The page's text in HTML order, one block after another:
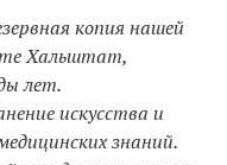
копия нашей
Хальштат,
лет.
искусства и
знаний.